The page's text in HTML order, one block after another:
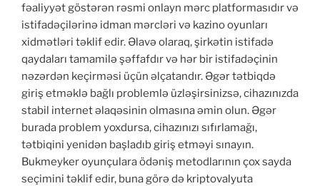
fəaliyyət göstərən rəsmi onlayn mərc platformasıdır və
istifadəçilərinə idman mərcləri və kazino oyunları
xidmətləri təklif edir. Əlavə olaraq, şirkətin istifadə
qaydaları tamamilə şəffafdır və hər bir istifadəçinin
nəzərdən keçirməsi üçün əlçatandır. Əgər tətbiqdə
giriş etməklə bağlı problemlə üzləşirsinizsə, cihazınızda
stabil internet əlaqəsinin olmasına əmin olun. Əgər
burada problem yoxdursa, cihazınızı sıfırlamağı,
tətbiqini yenidən başladıb giriş etməyi sınayın.
Bukmeyker oyunçulara ödəniş metodlarının çox sayda
seçimini təklif edir, buna görə də kriptovalyuta